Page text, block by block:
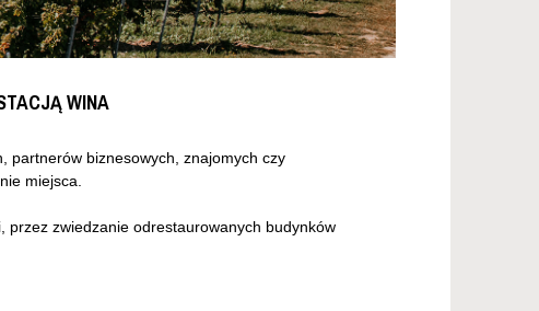
WINA
partnerów biznesowych, znajomych czy
miejsca.
przez zwiedzanie odrestaurowanych budynków